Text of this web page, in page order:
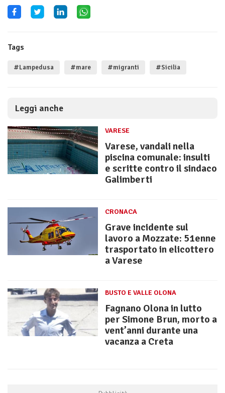
Tags
#Lampedusa #mare #migranti #Sicilia
Leggi anche
VARESE
Varese, vandali nella
piscina comunale: insulti
e scritte contro il sindaco
Galimberti
CRONACA
Grave incidente sul
lavoro a Mozzate: 51enne
trasportato in elicottero
a Varese
BUSTO E VALLE OLONA
Fagnano Olona in lutto
per Simone Brun, morto a
vent’anni durante una
vacanza a Creta